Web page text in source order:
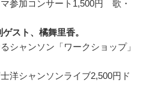
参加コンサート1,500円 歌・
スト、橘舞里香。
シャンソン「ワークショップ」
洋シャンソンライブ2,500円ド